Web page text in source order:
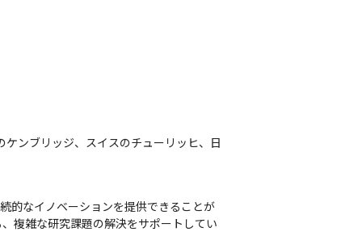
ンブリッジ、スイスのチューリッヒ、日
的なイノベーションを提供できることが
複雑な研究課題の解決をサポートしてい